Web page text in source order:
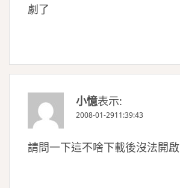
劇了
小憶表示:
2008-01-2911:39:43
請問一下這不啥下載後沒法開啟